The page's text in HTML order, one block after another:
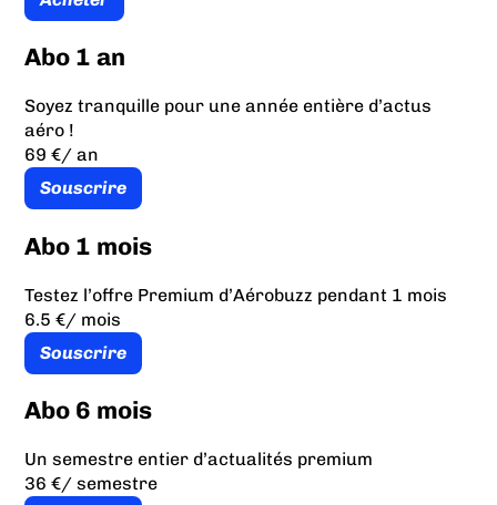
Abo 1 an
Soyez tranquille pour une année entière d’actus
aéro !
69 €/ an
Souscrire
Abo 1 mois
Testez l’offre Premium d’Aérobuzz pendant 1 mois
6.5 €/ mois
Souscrire
Abo 6 mois
Un semestre entier d’actualités premium
36 €/ semestre